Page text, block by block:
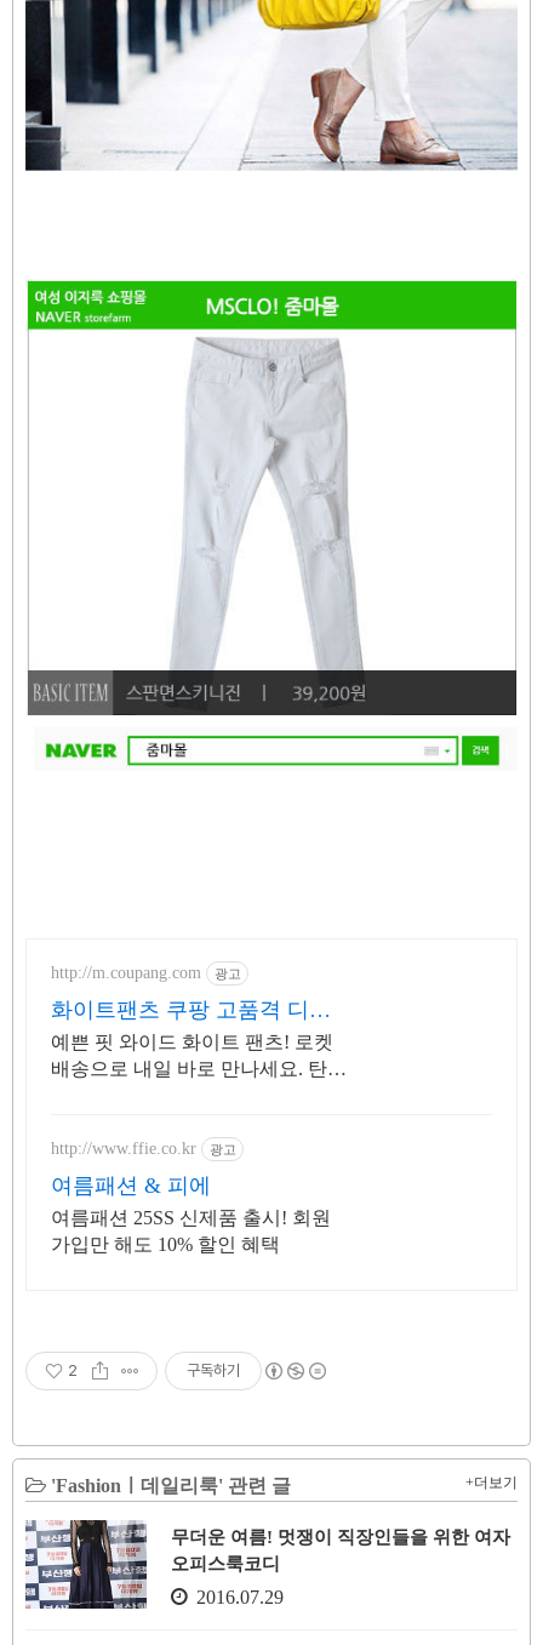
http://m.coupang.com 광고
화이트팬츠 쿠팡 고품격 디자
인 팬츠
예쁜 핏 와이드 화이트 팬츠! 로켓
배송으로 내일 바로 만나세요. 탄탄
http://www.ffie.co.kr 광고
여름패션 & 피에
여름패션 25SS 신제품 출시! 회원
가입만 해도 10% 할인 혜택
2 구독하기
'Fashionㅣ데일리룩' 관련 글 +더보기
무더운 여름! 멋쟁이 직장인들을 위한 여자
오피스룩코디
2016.07.29